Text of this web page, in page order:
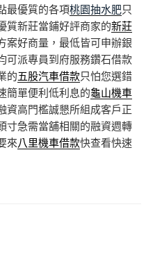
最優質的各項桃園抽水肥只
質新莊當鋪好評商家的新莊
案好商量，最低皆可申辦銀
可派專員到府服務鑽石借款
的五股汽車借款只怕您選錯
簡單便利低利息的龜山機車
資高門檻誠懇所組成客戶正
寸急需當舖相關的融資週轉
來八里機車借款快查看快速